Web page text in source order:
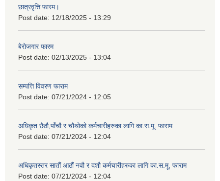
छात्रवृत्ति फारम।
Post date: 12/18/2025 - 13:29
बेरोजगार फारम
Post date: 02/13/2025 - 13:04
सम्पत्ति विवरण फाराम
Post date: 07/21/2024 - 12:05
अधिकृत छैठौ,पाँचौ र चौथोको कर्मचारीहरुका लागि का.स.मू. फाराम
Post date: 07/21/2024 - 12:04
अधिकृतस्तर सातौं आठौं नवौ र दशौ कर्मचारीहरुका लागि का.स.मू. फाराम
Post date: 07/21/2024 - 12:04